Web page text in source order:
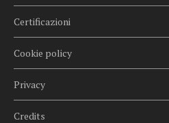
Certificazioni
Cookie policy
Privacy
Credits